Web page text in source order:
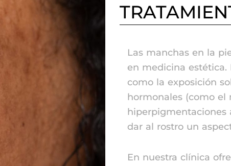
Las manchas en la
en medicina estética.
como la exposición
hormonales (como el
dar al rostro un
En nuestra clínica